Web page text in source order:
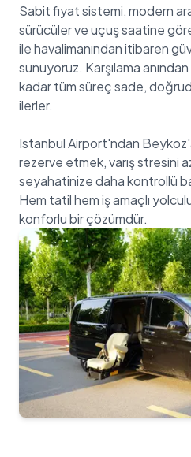
Sabit fiyat sistemi, modern
sürücüler ve uçuş saatine
ile havalimanından itibaren
sunuyoruz. Karşılama
kadar tüm süreç sade,
ilerler.
Istanbul Airport'ndan
rezerve etmek, varış stresini
seyahatinize daha kontrollü
Hem tatil hem iş amaçlı